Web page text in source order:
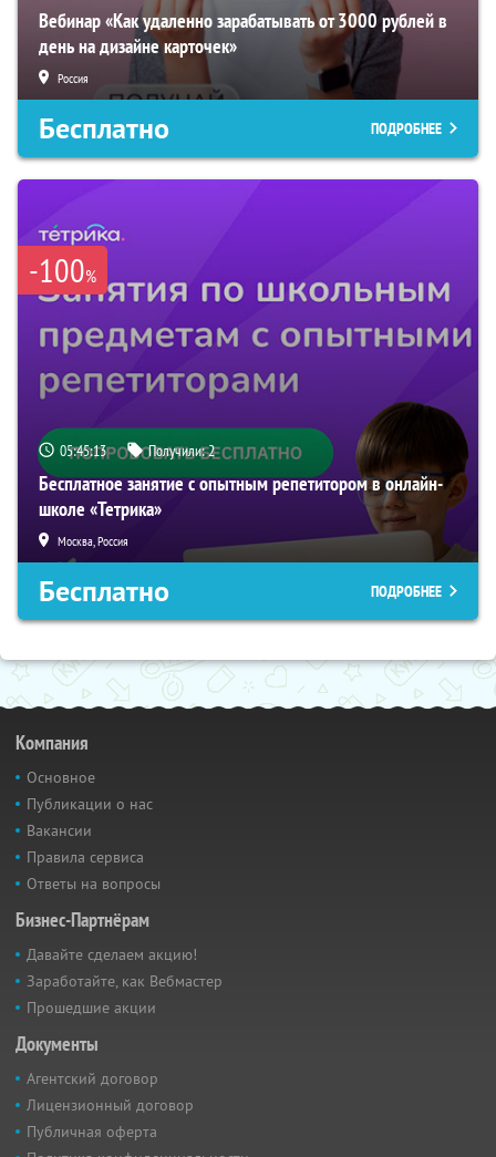
Вебинар «Как удаленно зарабатывать от 3000 рублей в
день на дизайне карточек»
Россия
Бесплатно ПОДРОБНЕЕ
-100%
05:45:12 Получили:2
Бесплатное занятие с опытным репетитором в онлайн-
школе «Тетрика»
Москва, Россия
Бесплатно ПОДРОБНЕЕ
Компания
Основное
Публикации о нас
Вакансии
Правила сервиса
Ответы на вопросы
Бизнес-Партнёрам
Давайте сделаем акцию!
Заработайте, как Вебмастер
Прошедшие акции
Документы
Агентский договор
Лицензионный договор
Публичная оферта